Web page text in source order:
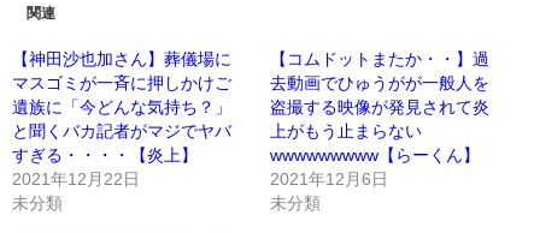
関連
【神田沙也加さん】葬儀場に
マスゴミが一斉に押しかけご
遺族に「今どんな気持ち？」
と聞くバカ記者がマジでヤバ
すぎる・・・・【炎上】
2021年12月22日
未分類
【コムドットまたか・・】過
去動画でひゅうがが一般人を
盗撮する映像が発見されて炎
上がもう止まらない
wwwwwwwww【らーくん】
2021年12月6日
未分類